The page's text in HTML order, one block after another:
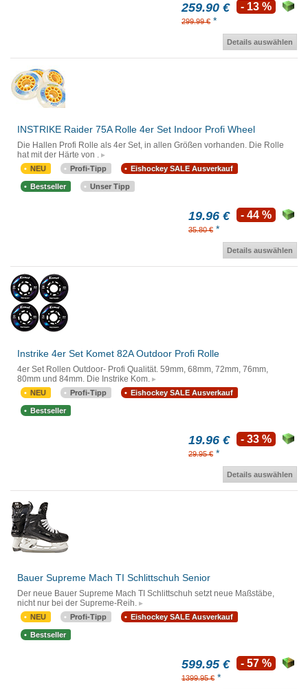
259.90 €
299.99 € *
- 13 %
Details auswählen
INSTRIKE Raider 75A Rolle 4er Set Indoor Profi Wheel
Die Hallen Profi Rolle als 4er Set, in allen Größen vorhanden. Die Rolle
hat mit der Härte von .
NEU Profi-Tipp Eishockey SALE Ausverkauf
Bestseller Unser Tipp
19.96 €
35.80 € *
- 44 %
Details auswählen
Instrike 4er Set Komet 82A Outdoor Profi Rolle
4er Set Rollen Outdoor- Profi Qualität. 59mm, 68mm, 72mm, 76mm,
80mm und 84mm. Die Instrike Kom.
NEU Profi-Tipp Eishockey SALE Ausverkauf
Bestseller
19.96 €
29.95 € *
- 33 %
Details auswählen
Bauer Supreme Mach TI Schlittschuh Senior
Der neue Bauer Supreme Mach TI Schlittschuh setzt neue Maßstäbe,
nicht nur bei der Supreme-Reih.
NEU Profi-Tipp Eishockey SALE Ausverkauf
Bestseller
599.95 €
1399.95 € *
- 57 %